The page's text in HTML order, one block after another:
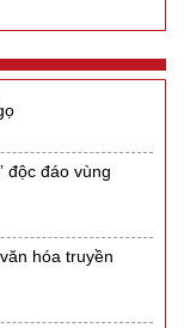
độc đáo vùng
hóa truyền